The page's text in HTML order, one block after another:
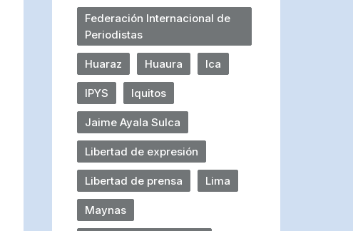
Federación Internacional de
Periodistas
Huaraz Huaura Ica
IPYS Iquitos
Jaime Ayala Sulca
Libertad de expresión
Libertad de prensa Lima
Maynas